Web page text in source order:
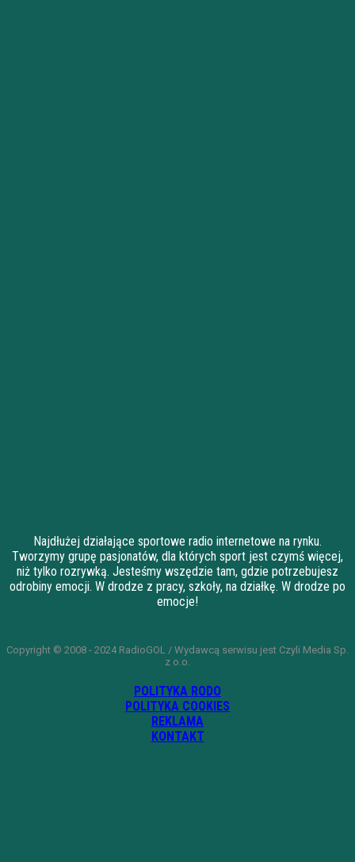
Najdłużej działające sportowe radio internetowe na rynku.
Tworzymy grupę pasjonatów, dla których sport jest czymś więcej,
niż tylko rozrywką. Jesteśmy wszędzie tam, gdzie potrzebujesz
odrobiny emocji. W drodze z pracy, szkoły, na działkę. W drodze po
emocje!
Copyright © 2008 - 2024 RadioGOL / Wydawcą serwisu jest Czyli Media Sp.
z o.o.
POLITYKA RODO
POLITYKA COOKIES
REKLAMA
KONTAKT